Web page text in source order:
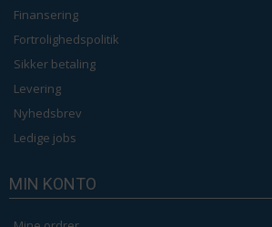
Finansering
Fortrolighedspolitik
Sikker betaling
Levering
Nyhedsbrev
Ledige jobs
MIN KONTO